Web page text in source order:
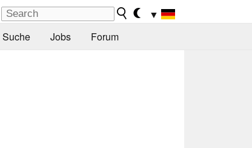
▼
Suche Jobs Forum